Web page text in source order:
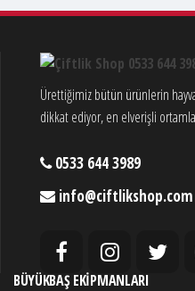
Ürettiğimiz bütün ürünlerin
dikkat ediyor, en elverişli
0533 644 3989
info@ciftlikshop.com
BÜYÜKBAŞ EKIPMANLARI